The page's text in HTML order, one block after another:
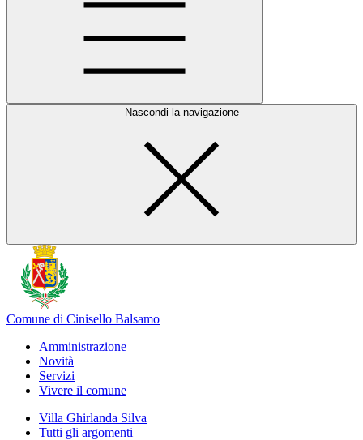
Nascondi la navigazione
Comune di Cinisello Balsamo
Amministrazione
Novità
Servizi
Vivere il comune
Villa Ghirlanda Silva
Tutti gli argomenti